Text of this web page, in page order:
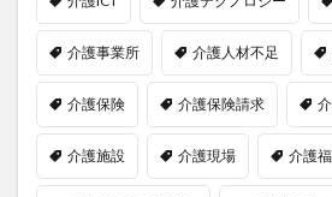
介護事業所 介護人材不足
介護保険 介護保険請求
介護施設 介護現場 介護